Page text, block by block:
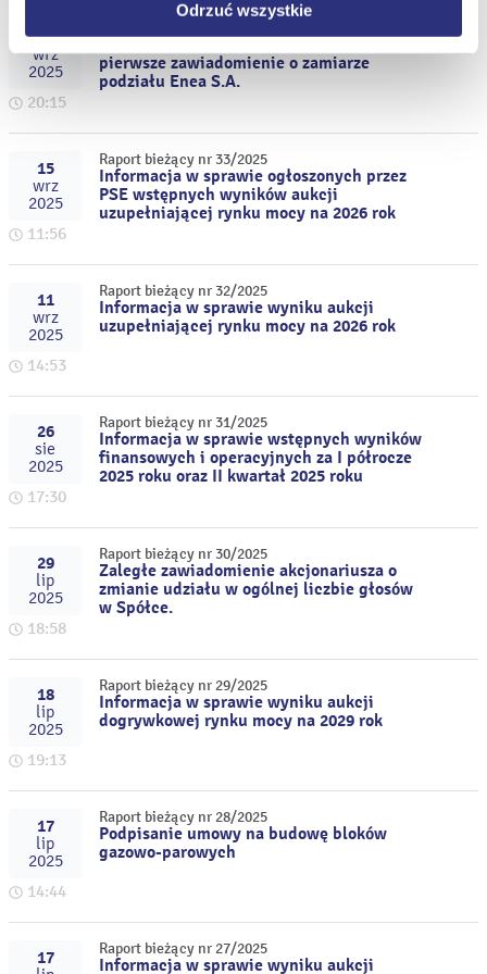
Odrzuć wszystkie
15
wrz
2025
20:15
pierwsze zawiadomienie o zamiarze
podziału Enea S.A.
15
wrz
2025
11:56
Raport bieżący nr 33/2025
Informacja w sprawie ogłoszonych przez
PSE wstępnych wyników aukcji
uzupełniającej rynku mocy na 2026 rok
11
wrz
2025
14:53
Raport bieżący nr 32/2025
Informacja w sprawie wyniku aukcji
uzupełniającej rynku mocy na 2026 rok
26
sie
2025
17:30
Raport bieżący nr 31/2025
Informacja w sprawie wstępnych wyników
finansowych i operacyjnych za I półrocze
2025 roku oraz II kwartał 2025 roku
29
lip
2025
18:58
Raport bieżący nr 30/2025
Zaległe zawiadomienie akcjonariusza o
zmianie udziału w ogólnej liczbie głosów
w Spółce.
18
lip
2025
19:13
Raport bieżący nr 29/2025
Informacja w sprawie wyniku aukcji
dogrywkowej rynku mocy na 2029 rok
17
lip
2025
14:44
Raport bieżący nr 28/2025
Podpisanie umowy na budowę bloków
gazowo-parowych
17
Raport bieżący nr 27/2025
Informacja w sprawie wyniku aukcji